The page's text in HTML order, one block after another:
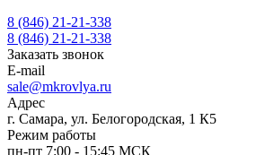
8 (846) 21-21-338
8 (846) 21-21-338
Заказать звонок
E-mail
sale@mkrovlya.ru
Адрес
г. Самара, ул. Белогородская, 1 К5
Режим работы
пн-пт 7:00 - 15:45 МСК